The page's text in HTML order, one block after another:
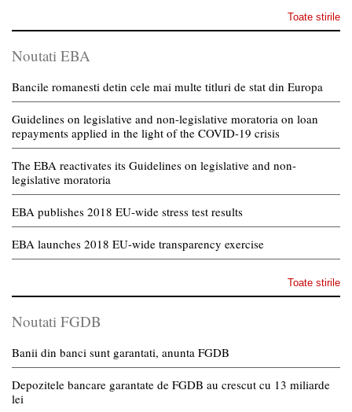
Toate stirile
Noutati EBA
Bancile romanesti detin cele mai multe titluri de stat din Europa
Guidelines on legislative and non-legislative moratoria on loan
repayments applied in the light of the COVID-19 crisis
The EBA reactivates its Guidelines on legislative and non-
legislative moratoria
EBA publishes 2018 EU-wide stress test results
EBA launches 2018 EU-wide transparency exercise
Toate stirile
Noutati FGDB
Banii din banci sunt garantati, anunta FGDB
Depozitele bancare garantate de FGDB au crescut cu 13 miliarde
lei